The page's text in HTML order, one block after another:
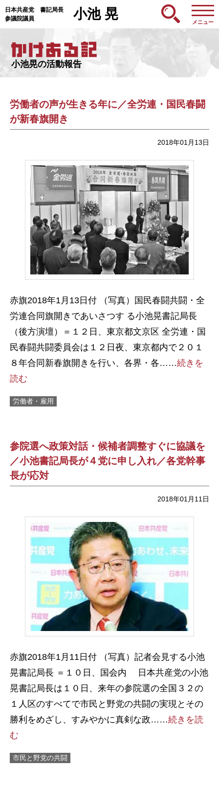
日本共産党 書記局長
参議院議員
小池 晃
メニュー
小池晃の活動報告
労働者の声が生きる年に／全労連・国民春闘
が新春旗開き
2018年01月13日
赤旗2018年1月13日付 （写真）国民春闘共闘・全
労連合同旗開きであいさつす る小池晃書記局長
（後方演壇）＝１２日、東京都文京区 全労連・国
民春闘共闘委員会は１２日夜、東京都内で２０１
８年合同新春旗開きを行い、各界・各……続きを
読む
労働者・雇用
参院選へ政策対話・候補者調整すぐに協議を
／小池書記局長が４党に申し入れ／各党幹事
長が応対
2018年01月11日
赤旗2018年1月11日付 （写真）記者会見する小池
晃書記局長 ＝１０日、国会内 日本共産党の小池
晃書記局長は１０日、来年の参院選の全国３２の
１人区のすべてで市民と野党の共闘の実現とその
勝利をめざし、すみやかに真剣な政……続きを読
む
市民と野党の共闘